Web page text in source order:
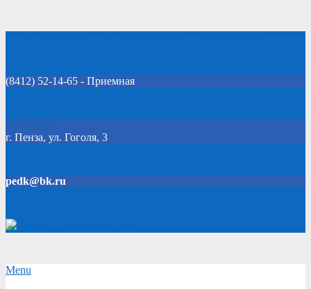
(8412) 52-14-65 - Приемная
Click Here
г. Пенза, ул. Гоголя, 3
pedk@bk.ru
Secondary
Menu